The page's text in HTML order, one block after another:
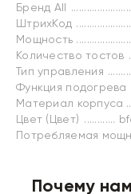
Бренд All
ШтрихКод
Мощность
Количество тостов
Тип управления
Функция подогрева
Материал корпуса
Цвет (Цвет)
Потребляемая
Почему